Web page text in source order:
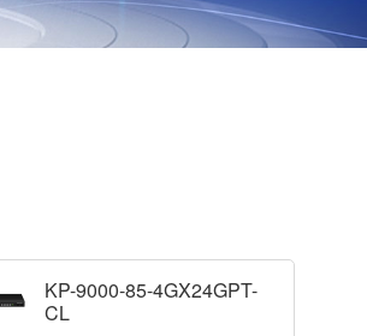
KP-9000-85-4GX24GPT-
CL